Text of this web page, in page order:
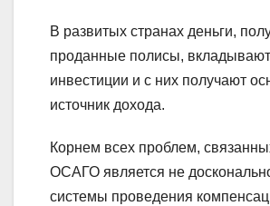
В развитых странах деньги,
проданные полисы,
инвестиции и с них получают
источник дохода.
Корнем всех проблем,
ОСАГО является не
системы проведения